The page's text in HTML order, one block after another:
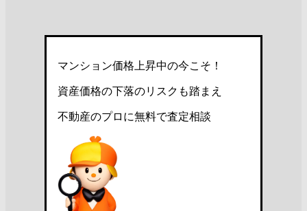
マンション価格上昇中の今こそ！
資産価格の下落のリスクも踏まえ
不動産のプロに無料で査定相談